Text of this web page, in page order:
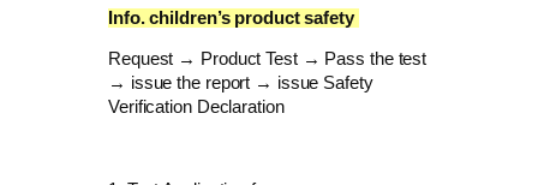
Info. children’s product safety ​
Request → Product Test → Pass the test
→ issue the report → issue Safety
Verification Declaration